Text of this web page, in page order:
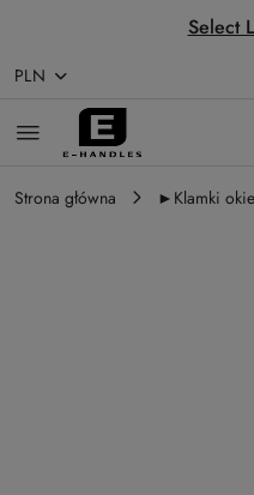
Select
Przejdź do treści
Przejdź do
Przejdź do moje konto
Przejdź do menu
Przejdź do opisu
Przejdź do stopki
PLN
Strona główna ►Klamki